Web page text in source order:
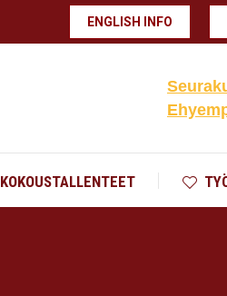
ENGLISH INFO
KOKOUSTALLENTEET
KOKOUSTALLENTEET